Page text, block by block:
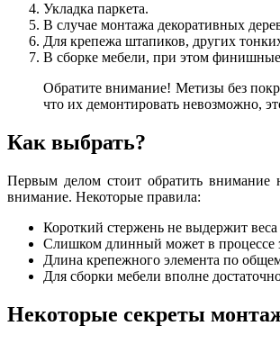
Укладка паркета.
В случае монтажа декоративных
Для крепежа штапиков, других
В сборке мебели, при этом
Обратите внимание! Метизы без
что их демонтировать невозможно,
Как выбрать?
Первым делом стоит обратить внимание
внимание. Некоторые правила:
Короткий стержень не выдержит веса
Слишком длинный может в процессе
Длина крепежного элемента по
Для сборки мебели вполне
Некоторые секреты